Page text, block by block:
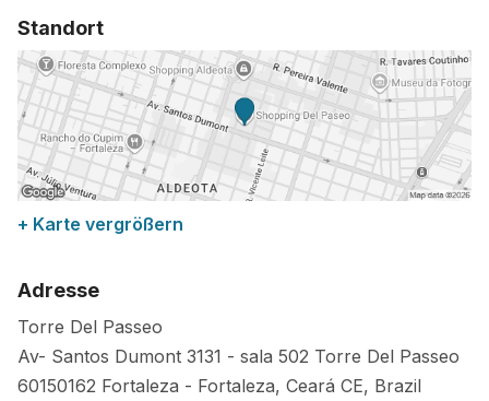
Standort
+ Karte vergrößern
Adresse
Torre Del Passeo
Av- Santos Dumont 3131 - sala 502 Torre Del Passeo
60150162 Fortaleza - Fortaleza, Ceará CE, Brazil